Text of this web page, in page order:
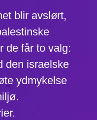
blir avslørt,
de får to valg:
den israelske
ydmykelse